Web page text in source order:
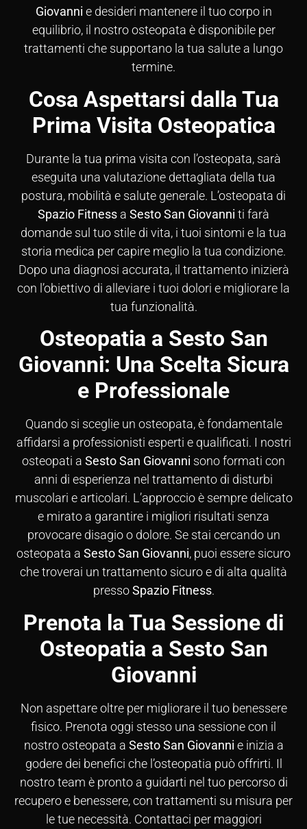
Giovanni e desideri mantenere il tuo corpo in
equilibrio, il nostro osteopata è disponibile per
trattamenti che supportano la tua salute a lungo
termine.
Cosa Aspettarsi dalla Tua
Prima Visita Osteopatica
Durante la tua prima visita con l’osteopata, sarà
eseguita una valutazione dettagliata della tua
postura, mobilità e salute generale. L’osteopata di
Spazio Fitness a Sesto San Giovanni ti farà
domande sul tuo stile di vita, i tuoi sintomi e la tua
storia medica per capire meglio la tua condizione.
Dopo una diagnosi accurata, il trattamento inizierà
con l’obiettivo di alleviare i tuoi dolori e migliorare la
tua funzionalità.
Osteopatia a Sesto San
Giovanni: Una Scelta Sicura
e Professionale
Quando si sceglie un osteopata, è fondamentale
affidarsi a professionisti esperti e qualificati. I nostri
osteopati a Sesto San Giovanni sono formati con
anni di esperienza nel trattamento di disturbi
muscolari e articolari. L’approccio è sempre delicato
e mirato a garantire i migliori risultati senza
provocare disagio o dolore. Se stai cercando un
osteopata a Sesto San Giovanni, puoi essere sicuro
che troverai un trattamento sicuro e di alta qualità
pressoSpazio Fitness.
Prenota la Tua Sessione di
Osteopatia a Sesto San
Giovanni
Non aspettare oltre per migliorare il tuo benessere
fisico. Prenota oggi stesso una sessione con il
nostro osteopata a Sesto San Giovanni e inizia a
godere dei benefici che l’osteopatia può offrirti. Il
nostro team è pronto a guidarti nel tuo percorso di
recupero e benessere, con trattamenti su misura per
le tue necessità. Contattaci per maggiori